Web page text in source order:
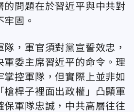
的問題在於習近平與中共對
固。
，軍官須對黨宣誓效忠，
軍委主席習近平的命令。理
掌控軍隊，但實際上並非如
槍桿子裡面出政權」凸顯軍
保軍隊忠誠，中共高層往往